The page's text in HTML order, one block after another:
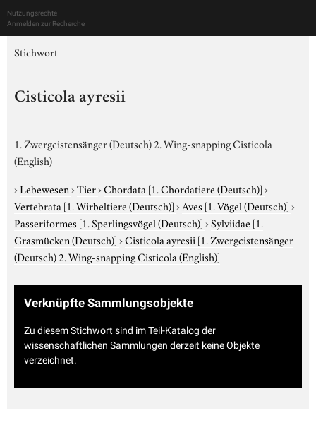
Nutzungsrechte
Anmelden zur Recherche
Stichwort
Cisticola ayresii
1. Zwergcistensänger (Deutsch) 2. Wing-snapping Cisticola
(English)
›Lebewesen›Tier›Chordata [1. Chordatiere (Deutsch)]›
Vertebrata [1. Wirbeltiere (Deutsch)]›Aves [1. Vögel (Deutsch)]›
Passeriformes [1. Sperlingsvögel (Deutsch)]›Sylviidae [1.
Grasmücken (Deutsch)]›Cisticola ayresii [1. Zwergcistensänger
(Deutsch) 2. Wing-snapping Cisticola (English)]
Verknüpfte Sammlungsobjekte
Zu diesem Stichwort sind im Teil-Katalog der
wissenschaftlichen Sammlungen derzeit keine Objekte
verzeichnet.